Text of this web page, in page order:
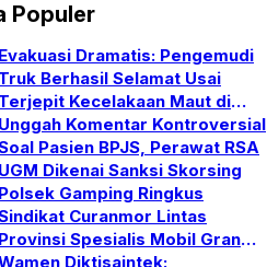
Populer
Evakuasi Dramatis: Pengemudi
Truk Berhasil Selamat Usai
Terjepit Kecelakaan Maut di
Gerokgak, Buleleng
Unggah Komentar Kontroversial
Pasien BPJS, Perawat RSA
UGM Dikenai Sanksi Skorsing
Polsek Gamping Ringkus
Curanmor Lintas
Provinsi Spesialis Mobil Gran
Diktisaintek: